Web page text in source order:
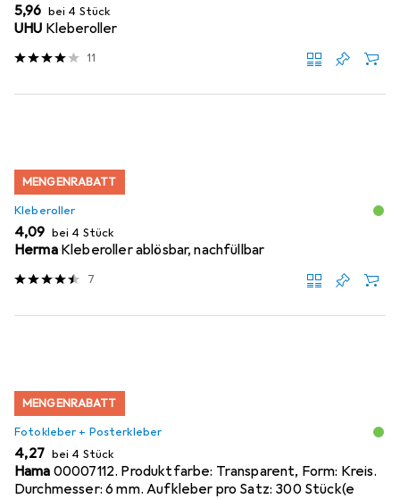
EUR
5,96 bei 4 Stück
UHU Kleberoller
11
MENGENRABATT
Kleberoller
EUR
4,09 bei 4 Stück
Herma Kleberoller ablösbar, nachfüllbar
7
MENGENRABATT
Fotokleber + Posterkleber
EUR
4,27 bei 4 Stück
Hama 00007112. Produktfarbe: Transparent, Form: Kreis.
Durchmesser: 6 mm. Aufkleber pro Satz: 300 Stück(e